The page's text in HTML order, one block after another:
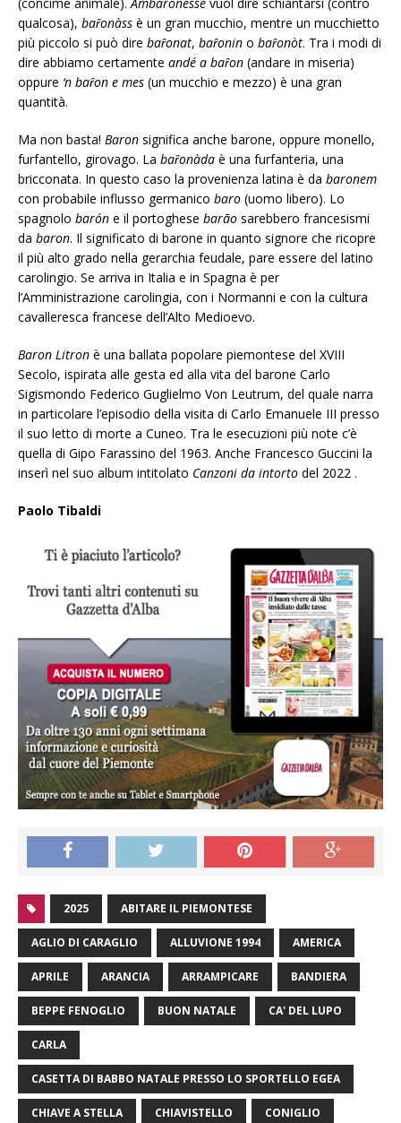
qualcosa), baȓonàss è un gran mucchio, mentre un mucchietto
più piccolo si può dire baȓonat, baȓonin o baȓonòt. Tra i modi di
dire abbiamo certamente andé a baȓon (andare in miseria)
oppure ‘n baȓon e mes (un mucchio e mezzo) è una gran
quantità.
Ma non basta! Baron significa anche barone, oppure monello,
furfantello, girovago. La baȓonàda è una furfanteria, una
bricconata. In questo caso la provenienza latina è da baronem
con probabile influsso germanico baro (uomo libero). Lo
spagnolo barón e il portoghese barão sarebbero francesismi
da baron. Il significato di barone in quanto signore che ricopre
il più alto grado nella gerarchia feudale, pare essere del latino
carolingio. Se arriva in Italia e in Spagna è per
l’Amministrazione carolingia, con i Normanni e con la cultura
cavalleresca francese dell’Alto Medioevo.
Baron Litron è una ballata popolare piemontese del XVIII
Secolo, ispirata alle gesta ed alla vita del barone Carlo
Sigismondo Federico Guglielmo Von Leutrum, del quale narra
in particolare l’episodio della visita di Carlo Emanuele III presso
il suo letto di morte a Cuneo. Tra le esecuzioni più note c’è
quella di Gipo Farassino del 1963. Anche Francesco Guccini la
inserì nel suo album intitolato Canzoni da intorto del 2022 .
Paolo Tibaldi
2025 ABITARE IL PIEMONTESE
AGLIO DI CARAGLIO ALLUVIONE 1994 AMERICA
APRILE ARANCIA ARRAMPICARE BANDIERA
BEPPE FENOGLIO BUON NATALE CA' DEL LUPO
CARLA
CASETTA DI BABBO NATALE PRESSO LO SPORTELLO EGEA
CHIAVE A STELLA CHIAVISTELLO CONIGLIO